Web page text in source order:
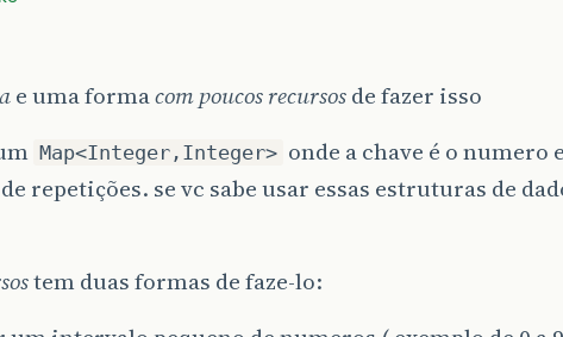
e uma formacom poucos recursosde fazer isso
Map<Integer,Integer> onde a chave é o numero
repetições. se vc sabe usar essas estruturas de
tem duas formas de faze-lo: